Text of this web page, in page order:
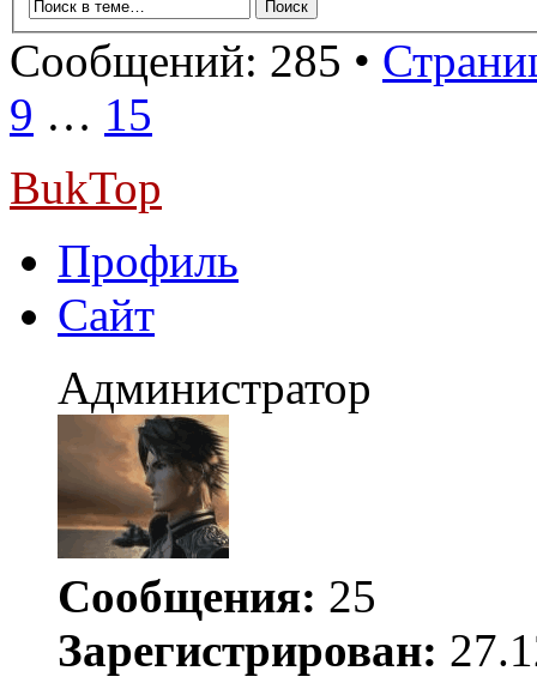
Сообщений: 285 •
9 … 15
BukTop
Профиль
Сайт
Администратор
Сообщения: 25
Зарегистрирован: